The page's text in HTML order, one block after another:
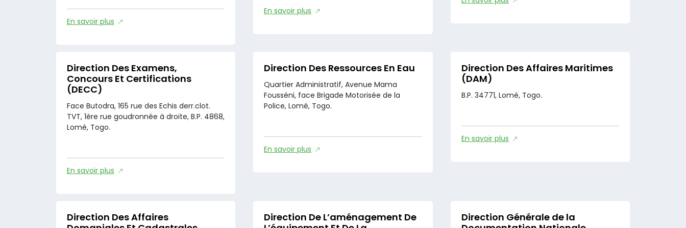
En savoir plus
En savoir plus
Direction Des Examens,
Concours Et Certifications
(DECC)
Face Butodra, 165 rue des Echis derr.clot.
TVT, 1ère rue goudronnée à droite, B.P. 4868,
Lomé, Togo.
En savoir plus
Direction Des Ressources En Eau
Quartier Administratif, Avenue Mama
Fousséni, face Brigade Motorisée de la
Police, Lomé, Togo.
En savoir plus
Direction Des Affaires Maritimes
(DAM)
B.P. 34771, Lomé, Togo.
En savoir plus
Direction Des Affaires
Direction De L’aménagement De
Direction Générale de la